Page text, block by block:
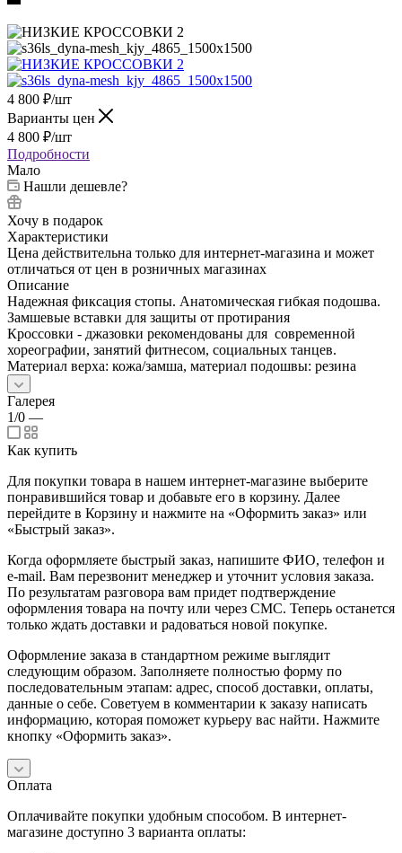
4 800 ₽/шт
Варианты цен
4 800 ₽/шт
Подробности
Мало
Нашли дешевле?
Хочу в подарок
Характеристики
Цена действительна только для интернет-магазина и может
отличаться от цен в розничных магазинах
Описание
Надежная фиксация стопы. Анатомическая гибкая подошва.
Замшевые вставки для защиты от протирания
Кроссовки - джазовки рекомендованы для современной
хореографии, занятий фитнесом, социальных танцев.
Материал верха: кожа/замша, материал подошвы: резина
Галерея
1/0 —
Как купить
Для покупки товара в нашем интернет-магазине выберите
понравившийся товар и добавьте его в корзину. Далее
перейдите в Корзину и нажмите на «Оформить заказ» или
«Быстрый заказ».
Когда оформляете быстрый заказ, напишите ФИО, телефон и
e-mail. Вам перезвонит менеджер и уточнит условия заказа.
По результатам разговора вам придет подтверждение
оформления товара на почту или через СМС. Теперь останется
только ждать доставки и радоваться новой покупке.
Оформление заказа в стандартном режиме выглядит
следующим образом. Заполняете полностью форму по
последовательным этапам: адрес, способ доставки, оплаты,
данные о себе. Советуем в комментарии к заказу написать
информацию, которая поможет курьеру вас найти. Нажмите
кнопку «Оформить заказ».
Оплата
Оплачивайте покупки удобным способом. В интернет-
магазине доступно 3 варианта оплаты: